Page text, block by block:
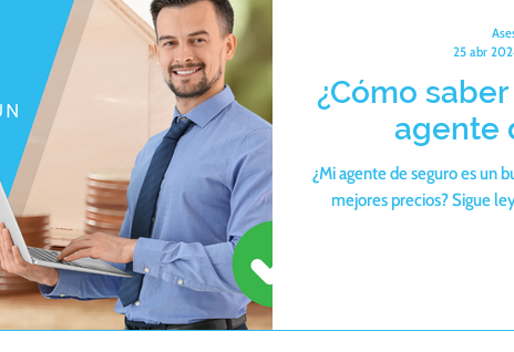
¿Cómo
agente
¿Mi agente de seguro es un
mejores precios? Sigue
25 abr